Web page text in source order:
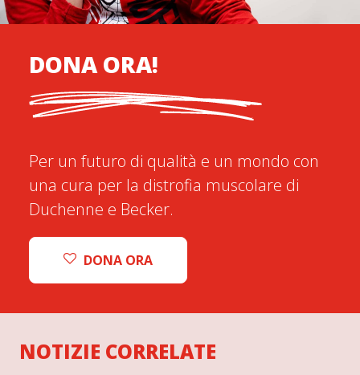
DONA ORA!
Per un futuro di qualità e un mondo con
una cura per la distrofia muscolare di
Duchenne e Becker.
DONA ORA
NOTIZIE CORRELATE